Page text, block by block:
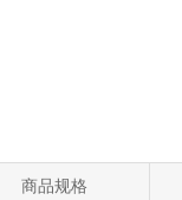
商品规格